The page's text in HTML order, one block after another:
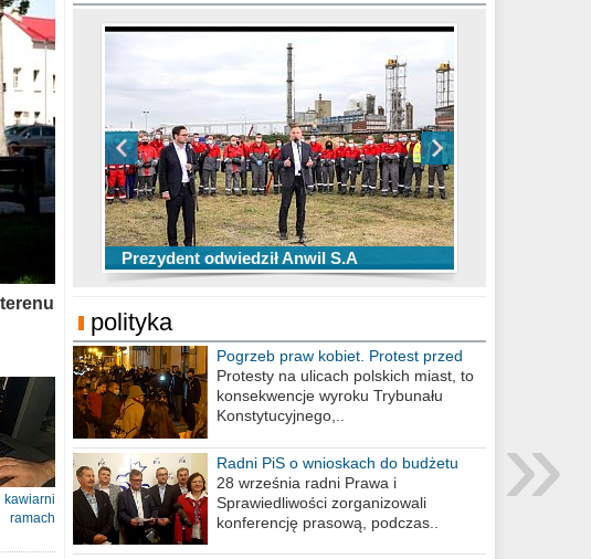
Prezydent odwiedził Anwil S.A
TOP 10 przechwytów Anwilu Włocławek
w EBL w sezonie 2019/2020
TOP 5 rzutów Anwilu Włocławek w BCL
w sezonie 2019/2020
Ni To Ponk - W oczach mamy strach
sixf33t .Last Year DRONE FOOTAGE
Włocławek
XXIII Sesja Rady Miasta Włocławek VIII
kadencji w dniu 09.06.2020 r.
polityka
Pogrzeb praw kobiet. Protest przed
biurem poselskim PiS
Protesty na ulicach polskich miast, to
konsekwencje wyroku Trybunału
Konstytucyjnego,..
Radni PiS o wnioskach do budżetu
miasta na 2021 rok
28 września radni Prawa i
Sprawiedliwości zorganizowali
konferencję prasową, podczas..
»